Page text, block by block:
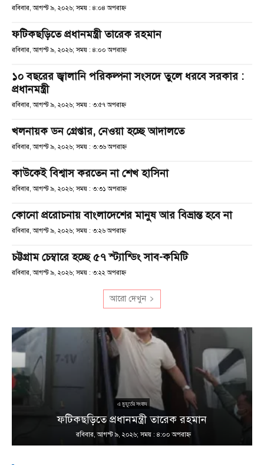
রবিবার, আগস্ট ৯, ২০২৬; সময় : ৪:০৪ অপরাহ্ণ
ফটিকছড়িতে প্রধানমন্ত্রী তারেক রহমান
রবিবার, আগস্ট ৯, ২০২৬; সময় : ৪:০০ অপরাহ্ণ
১০ বছরের জ্বালানি পরিকল্পনা সংসদে তুলে ধরবে সরকার :
প্রধানমন্ত্রী
রবিবার, আগস্ট ৯, ২০২৬; সময় : ৩:৫৭ অপরাহ্ণ
খলনায়ক ডন গ্রেপ্তার, নেওয়া হচ্ছে আদালতে
রবিবার, আগস্ট ৯, ২০২৬; সময় : ৩:৩৬ অপরাহ্ণ
কাউকেই বিশ্বাস করতেন না শেখ হাসিনা
রবিবার, আগস্ট ৯, ২০২৬; সময় : ৩:৩১ অপরাহ্ণ
কোনো প্ররোচনায় বাংলাদেশের মানুষ আর বিভ্রান্ত হবে না
রবিবার, আগস্ট ৯, ২০২৬; সময় : ৩:২৬ অপরাহ্ণ
চট্টগ্রাম চেম্বারে হচ্ছে ৫৭ স্ট্যান্ডিং সাব-কমিটি
রবিবার, আগস্ট ৯, ২০২৬; সময় : ৩:২২ অপরাহ্ণ
আরো দেখুন
এ মুহূর্তের সংবাদ
ফটিকছড়িতে প্রধানমন্ত্রী তারেক রহমান
রবিবার, আগস্ট ৯, ২০২৬; সময় : ৪:০০ অপরাহ্ণ